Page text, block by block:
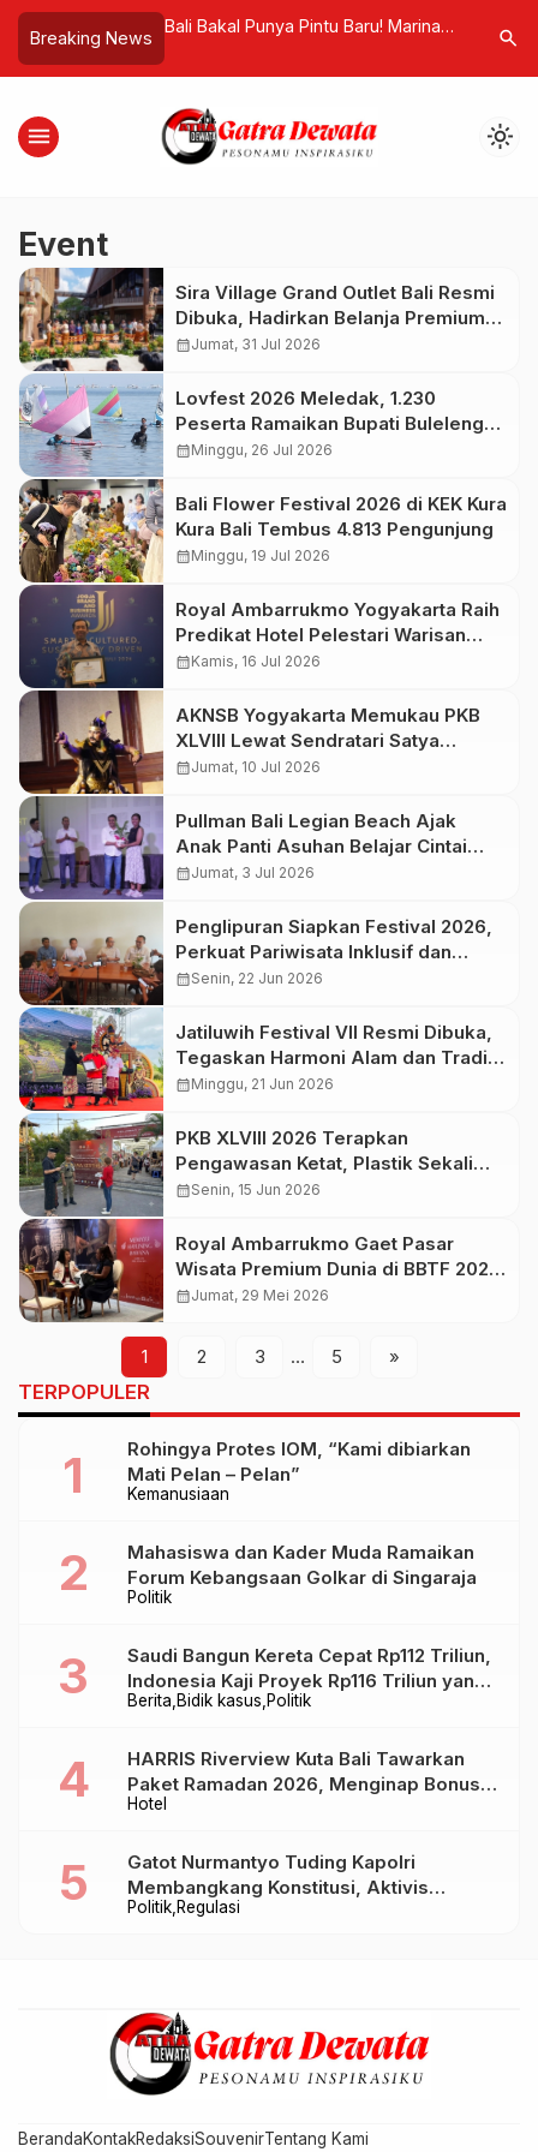
Breaking News
Manta Ray,
Ubah Dasar Laut
Strategis
Bali Bakal Punya Pintu Baru! Marina
Mulai Dibangun
Peneliti
search
menu light_mode
Event
Sira Village Grand Outlet Bali Resmi
Dibuka, Hadirkan Belanja Premium
dengan Live Flight Information
calendar_monthJumat, 31 Jul 2026
Lovfest 2026 Meledak, 1.230
Peserta Ramaikan Bupati Buleleng
Mini Sailboat Tournament II
calendar_monthMinggu, 26 Jul 2026
Bali Flower Festival 2026 di KEK Kura
Kura Bali Tembus 4.813 Pengunjung
calendar_monthMinggu, 19 Jul 2026
Royal Ambarrukmo Yogyakarta Raih
Predikat Hotel Pelestari Warisan
Budaya Jawa
calendar_monthKamis, 16 Jul 2026
AKNSB Yogyakarta Memukau PKB
XLVIII Lewat Sendratari Satya
Paramartha, Kisah Bratasena Sarat
calendar_monthJumat, 10 Jul 2026
Pullman Bali Legian Beach Ajak
Anak Panti Asuhan Belajar Cintai
Lingkungan Lewat Program Green
calendar_monthJumat, 3 Jul 2026
Penglipuran Siapkan Festival 2026,
Perkuat Pariwisata Inklusif dan
Berkelanjutan
calendar_monthSenin, 22 Jun 2026
Jatiluwih Festival VII Resmi Dibuka,
Tegaskan Harmoni Alam dan Tradisi
dalam Pariwisata Berkelanjutan
calendar_monthMinggu, 21 Jun 2026
PKB XLVIII 2026 Terapkan
Pengawasan Ketat, Plastik Sekali
Pakai Dilarang Masuk Art Centre
calendar_monthSenin, 15 Jun 2026
Royal Ambarrukmo Gaet Pasar
Wisata Premium Dunia di BBTF 2026,
Usung Pengalaman Budaya Keraton
calendar_monthJumat, 29 Mei 2026
1 2 3 … 5 »
TERPOPULER
Kemanusiaan
Rohingya Protes IOM, “Kami dibiarkan
Mati Pelan – Pelan”
Politik
Mahasiswa dan Kader Muda Ramaikan
Forum Kebangsaan Golkar di Singaraja
Berita Bidik kasus Politik
Saudi Bangun Kereta Cepat Rp112 Triliun,
Indonesia Kaji Proyek Rp116 Triliun yang
Baru Sampai Bandung
Hotel
HARRIS Riverview Kuta Bali Tawarkan
Paket Ramadan 2026, Menginap Bonus
Takjil hingga Bukber Mulai Rp88.888
Politik Regulasi
Gatot Nurmantyo Tuding Kapolri
Membangkang Konstitusi, Aktivis
Tegaskan Polri Tak Punya Sejarah
BerandaKontakRedaksiSouvenirTentang Kami